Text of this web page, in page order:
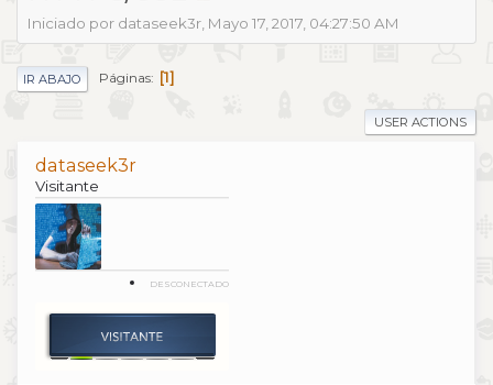
Iniciado por dataseek3r, Mayo 17, 2017, 04:27:50 AM
IR ABAJO Páginas 1
USER ACTIONS
dataseek3r
Visitante
DESCONECTADO